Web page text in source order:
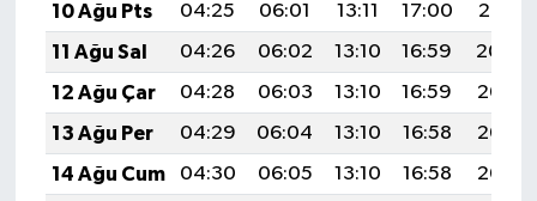
10 Ağu Pts
04:25 06:01 13:11 17:00
20:10
11 Ağu Sal
04:26 06:02 13:10 16:59
20:09
12 Ağu Çar
04:28 06:03 13:10 16:59
20:08
13 Ağu Per
04:29 06:04 13:10 16:58
20:07
14 Ağu Cum
04:30 06:05 13:10 16:58
20:05